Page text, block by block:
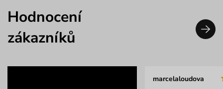
Hodnocení
zákazníků
marcelaloudova